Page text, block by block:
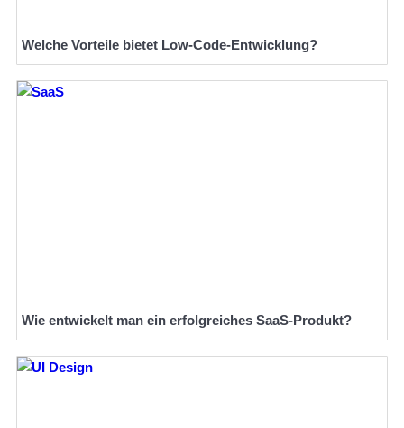
Welche Vorteile bietet Low-Code-Entwicklung?
Wie entwickelt man ein erfolgreiches SaaS-Produkt?